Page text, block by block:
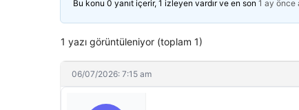
Bu konu 0 yanıt içerir, 1 izleyen vardır ve en son 1 ay önce
1 yazı görüntüleniyor (toplam 1)
06/07/2026: 7:15 am